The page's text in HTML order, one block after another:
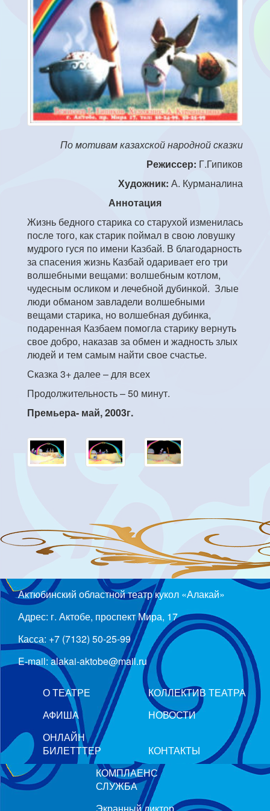
По мотивам казахской народной сказки
Режиссер: Г.Гипиков
Художник: А. Курманалина
Аннотация
Жизнь бедного старика со старухой изменилась
после того, как старик поймал в свою ловушку
мудрого гуся по имени Казбай. В благодарность
за спасения жизнь Казбай одаривает его три
волшебными вещами: волшебным котлом,
чудесным осликом и лечебной дубинкой. Злые
люди обманом завладели волшебными
вещами старика, но волшебная дубинка,
подаренная Казбаем помогла старику вернуть
свое добро, наказав за обмен и жадность злых
людей и тем самым найти свое счастье.
Сказка 3+ далее – для всех
Продолжительность – 50 минут.
Премьера- май, 2003г.
Актюбинский областной театр кукол «Алакай»
Адрес: г. Актобе, проспект Мира, 17
Касса: +7 (7132) 50-25-99
E-mail: alakai-aktobe@mail.ru
О ТЕАТРЕ
КОЛЛЕКТИВ ТЕАТРА
АФИША
НОВОСТИ
ОНЛАЙН
БИЛЕТТТЕР
КОНТАКТЫ
КОМПЛАЕНС
СЛУЖБА